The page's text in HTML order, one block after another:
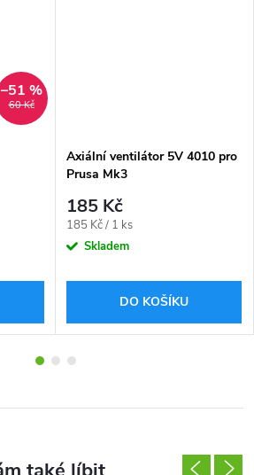
60 Kč
–51 %
Axiální ventilátor 5V 4010 pro
Prusa Mk3
185 Kč
Měrná
cena:
185 Kč / 1 ks
Skladem
DO KOŠÍKU